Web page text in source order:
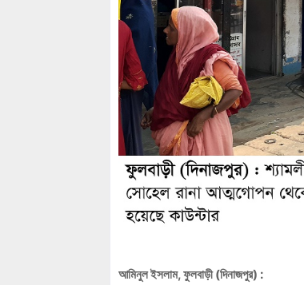
আমিনুল ইসলাম, ফুলবাড়ী (দিনাজপুর) :